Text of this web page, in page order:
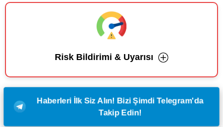
Risk Bildirimi & Uyarısı
Haberleri İlk Siz Alın! Bizi Şimdi Telegram'da
Takip Edin!